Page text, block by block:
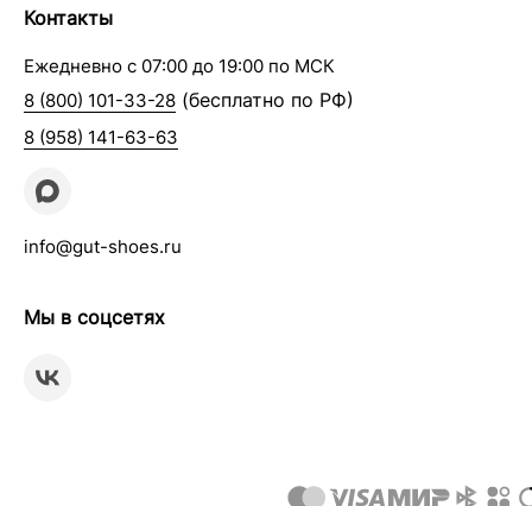
Контакты
Ежедневно с 07:00 до 19:00 по МСК
8 (800) 101-33-28 (бесплатно по РФ)
8 (958) 141-63-63
info@gut-shoes.ru
Мы в соцсетях